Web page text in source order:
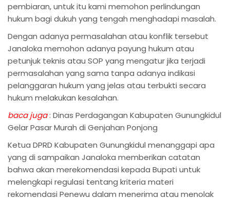
pembiaran, untuk itu kami memohon perlindungan
hukum bagi dukuh yang tengah menghadapi masalah.
Dengan adanya permasalahan atau konflik tersebut
Janaloka memohon adanya payung hukum atau
petunjuk teknis atau SOP yang mengatur jika terjadi
permasalahan yang sama tanpa adanya indikasi
pelanggaran hukum yang jelas atau terbukti secara
hukum melakukan kesalahan.
baca juga: Dinas Perdagangan Kabupaten Gunungkidul
Gelar Pasar Murah di Genjahan Ponjong
Ketua DPRD Kabupaten Gunungkidul menanggapi apa
yang di sampaikan Janaloka memberikan catatan
bahwa akan merekomendasi kepada Bupati untuk
melengkapi regulasi tentang kriteria materi
rekomendasi Penewu dalam menerima atau menolak